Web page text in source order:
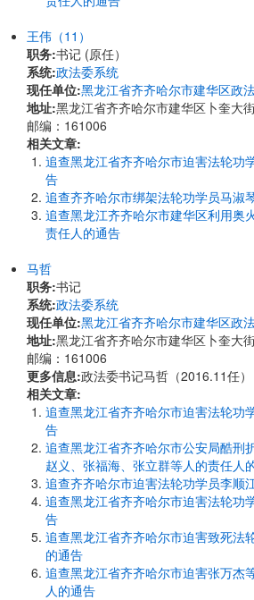
王伟（11）
职务:书记 (原任）
系统:政法委系统
现任单位:黑龙江省齐齐哈尔市建华区政
地址:黑龙江省齐齐哈尔市建华区卜奎大
邮编：161006
相关文章:
追查黑龙江省齐齐哈尔市迫害法轮功
告
追查齐齐哈尔市绑架法轮功学员马淑
追查黑龙江齐齐哈尔市建华区利用奥
责任人的通告
马哲
职务:书记
系统:政法委系统
现任单位:黑龙江省齐齐哈尔市建华区政
地址:黑龙江省齐齐哈尔市建华区卜奎大
邮编：161006
更多信息:政法委书记马哲（2016.11任
相关文章:
追查黑龙江省齐齐哈尔市迫害法轮功
告
追查黑龙江省齐齐哈尔市公安局酷刑
赵义、张福海、张立群等人的责任人
追查齐齐哈尔市迫害法轮功学员李顺
追查黑龙江省齐齐哈尔市迫害法轮功
告
追查黑龙江省齐齐哈尔市迫害致死法
的通告
追查黑龙江省齐齐哈尔市迫害张万杰
人的通告